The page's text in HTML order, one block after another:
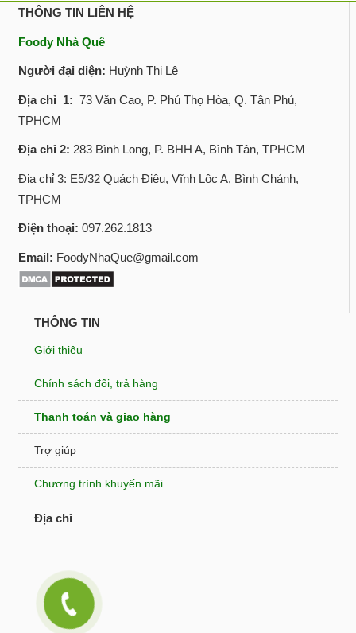
THÔNG TIN LIÊN HỆ
Foody Nhà Quê
Người đại diện: Huỳnh Thị Lệ
Địa chỉ 1: 73 Văn Cao, P. Phú Thọ Hòa, Q. Tân Phú,
TPHCM
Địa chỉ 2: 283 Bình Long, P. BHH A, Bình Tân, TPHCM
Địa chỉ 3: E5/32 Quách Điêu, Vĩnh Lộc A, Bình Chánh,
TPHCM
Điện thoại: 097.262.1813
Email: FoodyNhaQue@gmail.com
THÔNG TIN
Giới thiệu
Chính sách đổi, trả hàng
Thanh toán và giao hàng
Trợ giúp
Chương trình khuyến mãi
Địa chỉ